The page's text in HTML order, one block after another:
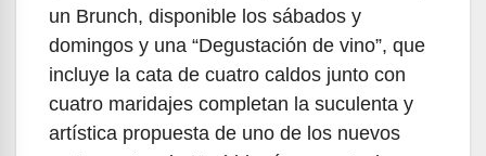
un Brunch, disponible los sábados y
domingos y una “Degustación de vino”, que
incluye la cata de cuatro caldos junto con
cuatro maridajes completan la suculenta y
artística propuesta de uno de los nuevos